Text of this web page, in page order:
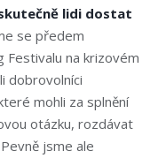
lidi dostat
se předem
na krizovém
dobrovolníci
mohli za splnění
otázku, rozdávat
jsme ale